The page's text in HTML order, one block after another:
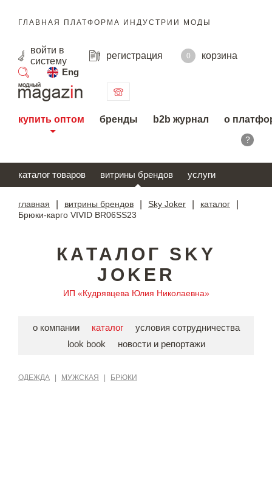
ГЛАВНАЯ ПЛАТФОРМА ИНДУСТРИИ МОДЫ
войти в
систему
регистрация 0
корзина
Eng
поиск
купить оптом бренды b2b журнал о
?
каталог товаров витрины брендов услуги
главная витрины брендов Sky Joker каталог
Брюки-карго VIVID BR06SS23
КАТАЛОГ SKY
JOKER
ИП «Кудрявцева Юлия Николаевна»
о компании каталог
условия сотрудничества
look book
новости и репортажи
ОДЕЖДА МУЖСКАЯ БРЮКИ